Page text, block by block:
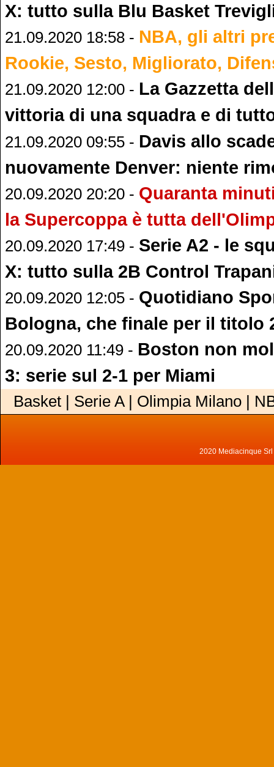
X: tutto sulla Blu Basket
21.09.2020 18:58 - NBA, gli altri
Rookie, Sesto, Migliorato,
21.09.2020 12:00 - La Gazzetta
vittoria di una squadra e di
21.09.2020 09:55 - Davis allo
nuovamente Denver: niente
20.09.2020 20:20 - Quaranta
la Supercoppa è tutta
20.09.2020 17:49 - Serie A2 - le
X: tutto sulla 2B Control
20.09.2020 12:05 - Quotidiano
Bologna, che finale per il titolo
20.09.2020 11:49 - Boston non
3: serie sul 2-1 per Miami
Basket | Serie A | Olimpia Milano |
2020 Mediacinque Srl